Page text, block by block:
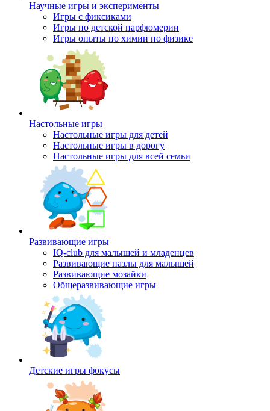
Научные игры и эксперименты
Игры с фиксиками
Игры по детской парфюмерии
Игры опыты по химии по физике
Настольные игры
Настольные игры для детей
Настольные игры в дорогу
Настольные игры для всей семьи
Развивающие игры
IQ-club для малышей и младенцев
Развивающие пазлы для малышей
Развивающие мозайки
Общеразвивающие игры
Детские игры фокусы